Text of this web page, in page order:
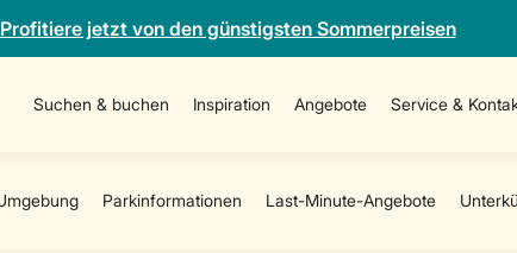
Profitiere jetzt von den günstigsten Sommerpreisen
Suchen & buchen Inspiration Angebote Service &